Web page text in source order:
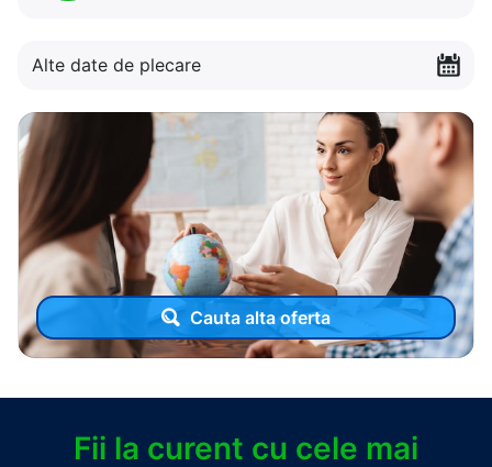
Alte date de plecare
Cauta alta oferta
Fii la curent cu cele mai